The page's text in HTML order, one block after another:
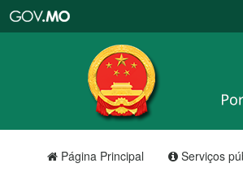
RAE
de
Macau
Página Principal Serviços